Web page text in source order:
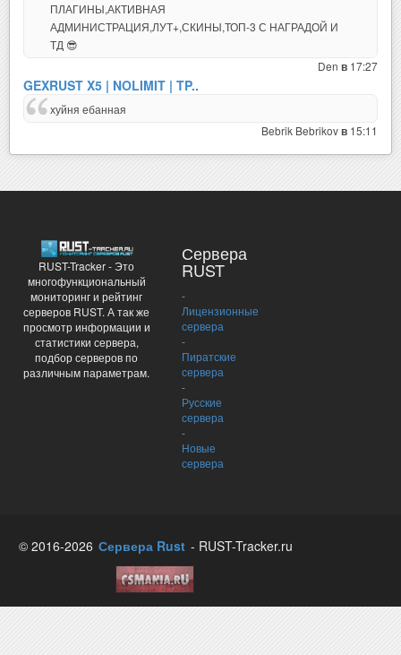
ПЛАГИНЫ,АКТИВНАЯ
АДМИНИСТРАЦИЯ,ЛУТ+,СКИНЫ,ТОП-3 С НАГРАДОЙ И
ТД 😎
Den в 17:27
GEXRUST X5 | NOLIMIT | TP..
хуйня ебанная
Bebrik Bebrikovв 15:11
RUST-Tracker - Это
многофункциональный
мониторинг и рейтинг
серверов RUST. А так же
просмотр информации и
статистики сервера,
подбор серверов по
различным параметрам.
Сервера
RUST
-
Лицензионные
сервера
-
Пиратские
сервера
-
Русские
сервера
-
Новые
сервера
© 2016-2026 Сервера Rust - RUST-Tracker.ru